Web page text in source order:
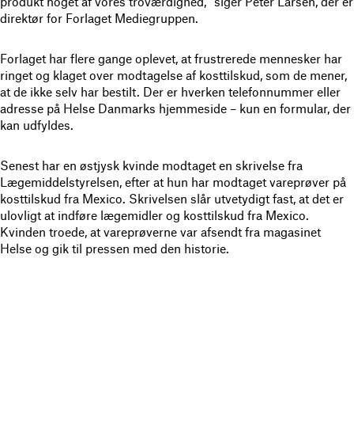
direktør for Forlaget Mediegruppen.
Forlaget har flere gange oplevet, at frustrerede mennesker har
ringet og klaget over modtagelse af kosttilskud, som de mener,
at de ikke selv har bestilt. Der er hverken telefonnummer eller
adresse på Helse Danmarks hjemmeside – kun en formular, der
kan udfyldes.
Senest har en østjysk kvinde modtaget en skrivelse fra
Lægemiddelstyrelsen, efter at hun har modtaget vareprøver på
kosttilskud fra Mexico. Skrivelsen slår utvetydigt fast, at det er
ulovligt at indføre lægemidler og kosttilskud fra Mexico.
Kvinden troede, at vareprøverne var afsendt fra magasinet
Helse og gik til pressen med den historie.